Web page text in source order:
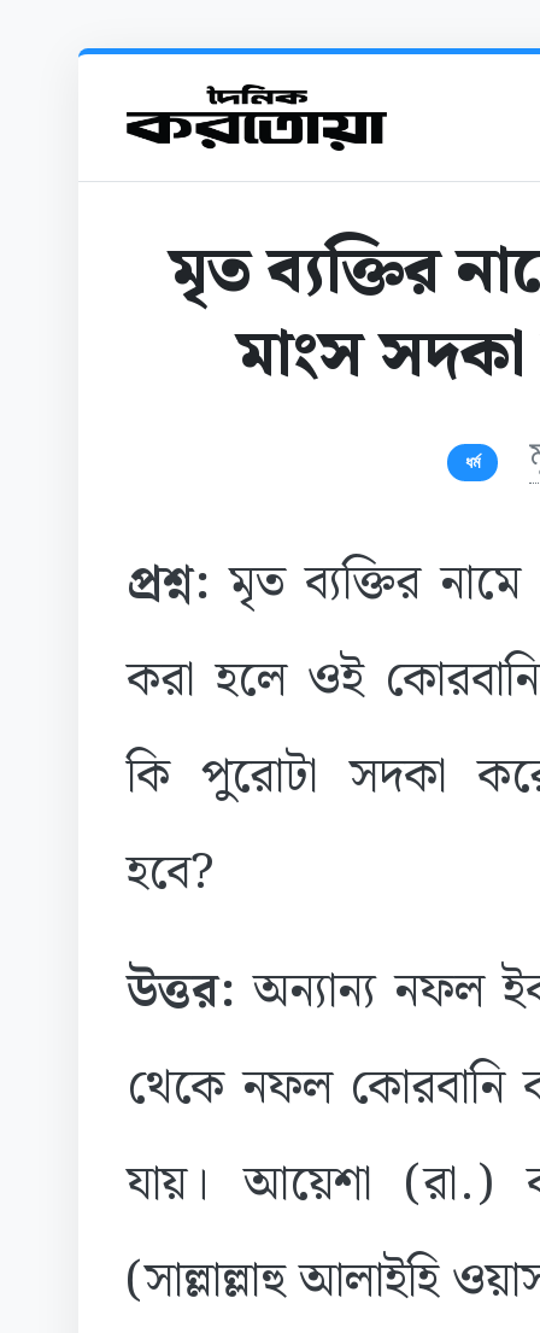
মৃত ব্যক্তির
মাংস
ধর্ম
প্রশ্ন: মৃত ব্যক্তির
করা হলে ওই
কি পুরোটা সদকা
হবে?
উত্তর: অন্যান্য নফল
থেকে নফল কোরবানি
যায়। আয়েশা (রা.)
(সাল্লাল্লাহু আলাইহি